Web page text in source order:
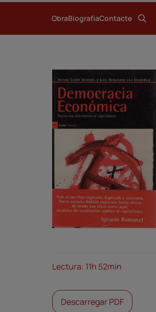
ObraBiografiaContacte
Lectura: 11h 52min
Descarregar PDF